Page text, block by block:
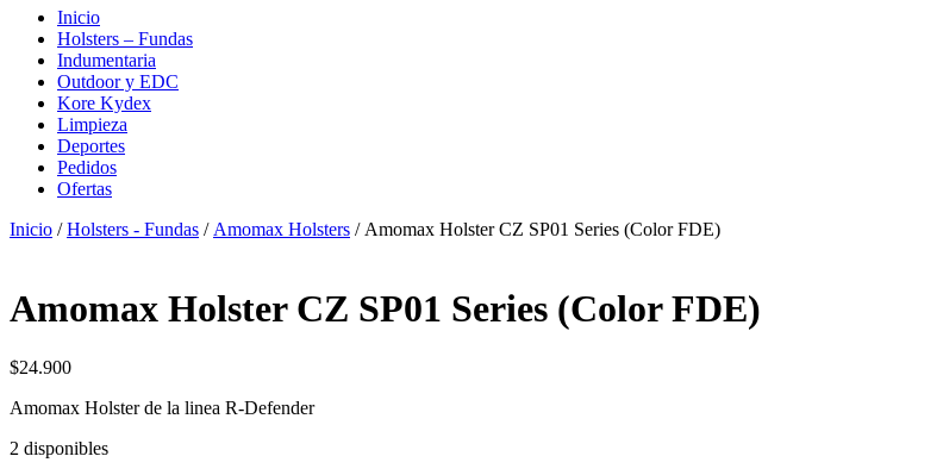
Inicio
Holsters – Fundas
Indumentaria
Outdoor y EDC
Kore Kydex
Limpieza
Deportes
Pedidos
Ofertas
Inicio /Holsters - Fundas / Amomax Holsters / Amomax Holster CZ SP01 Series (Color FDE)
Amomax Holster CZ SP01 Series (Color FDE)
$24.900
Amomax Holster de la linea R-Defender
2 disponibles